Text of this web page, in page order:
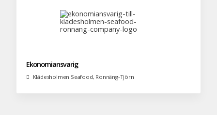
Ekonomiansvarig
Klädesholmen Seafood, Rönnäng-Tjörn